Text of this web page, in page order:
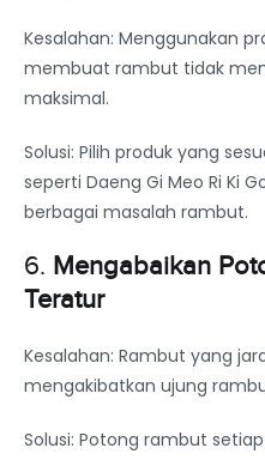
Kesalahan: Menggunakan
membuat rambut tidak
maksimal.
Solusi: Pilih produk yang
seperti Daeng Gi Meo Ri Ki
berbagai masalah rambut.
6. Mengabaikan
Teratur
Kesalahan: Rambut yang
mengakibatkan ujung
Solusi: Potong rambut